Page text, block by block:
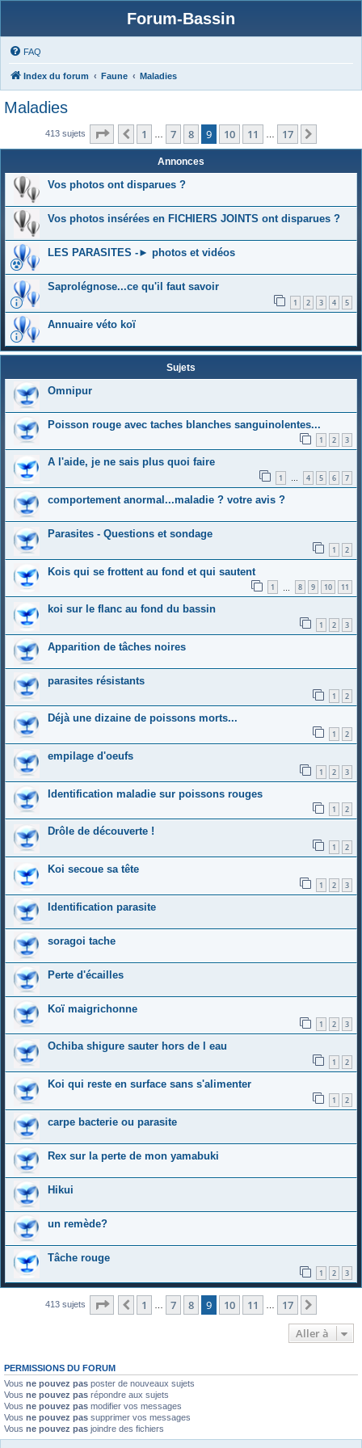
Forum-Bassin
FAQ
Index du forum Faune Maladies
Maladies
413 sujets Page sur 17
Précédente
1 7 8 9 10 11 17
Annonces
Vos photos ont disparues ?
Vos photos insérées en FICHIERS JOINTS ont disparues ?
LES PARASITES -► photos et vidéos
Saprolégnose...ce qu'il faut savoir
1 2 3 4 5
Annuaire véto koï
Sujets
Omnipur
Poisson rouge avec taches blanches sanguinolentes...
1 2 3
A l'aide, je ne sais plus quoi faire
1 … 4 5 6 7
comportement anormal...maladie ? votre avis ?
Parasites - Questions et sondage
1 2
Kois qui se frottent au fond et qui sautent
1 8 9 10 11
koi sur le flanc au fond du bassin
1 2 3
Apparition de tâches noires
parasites résistants
1 2
Déjà une dizaine de poissons morts...
1 2
empilage d'oeufs
1 2 3
Identification maladie sur poissons rouges
1 2
Drôle de découverte !
1 2
Koi secoue sa tête
1 2 3
Identification parasite
soragoi tache
Perte d'écailles
Koï maigrichonne
1 2 3
Ochiba shigure sauter hors de l eau
1 2
Koi qui reste en surface sans s'alimenter
1 2
carpe bacterie ou parasite
Rex sur la perte de mon yamabuki
Hikui
un remède?
Tâche rouge
1 2 3
413 sujets Page sur 17
Précédente
1 7 8 9 10 11 17
Aller à
PERMISSIONS DU FORUM
Vous ne pouvez pas poster de nouveaux sujets
Vous ne pouvez pas répondre aux sujets
Vous ne pouvez pas modifier vos messages
Vous ne pouvez pas supprimer vos messages
Vous ne pouvez pas joindre des fichiers